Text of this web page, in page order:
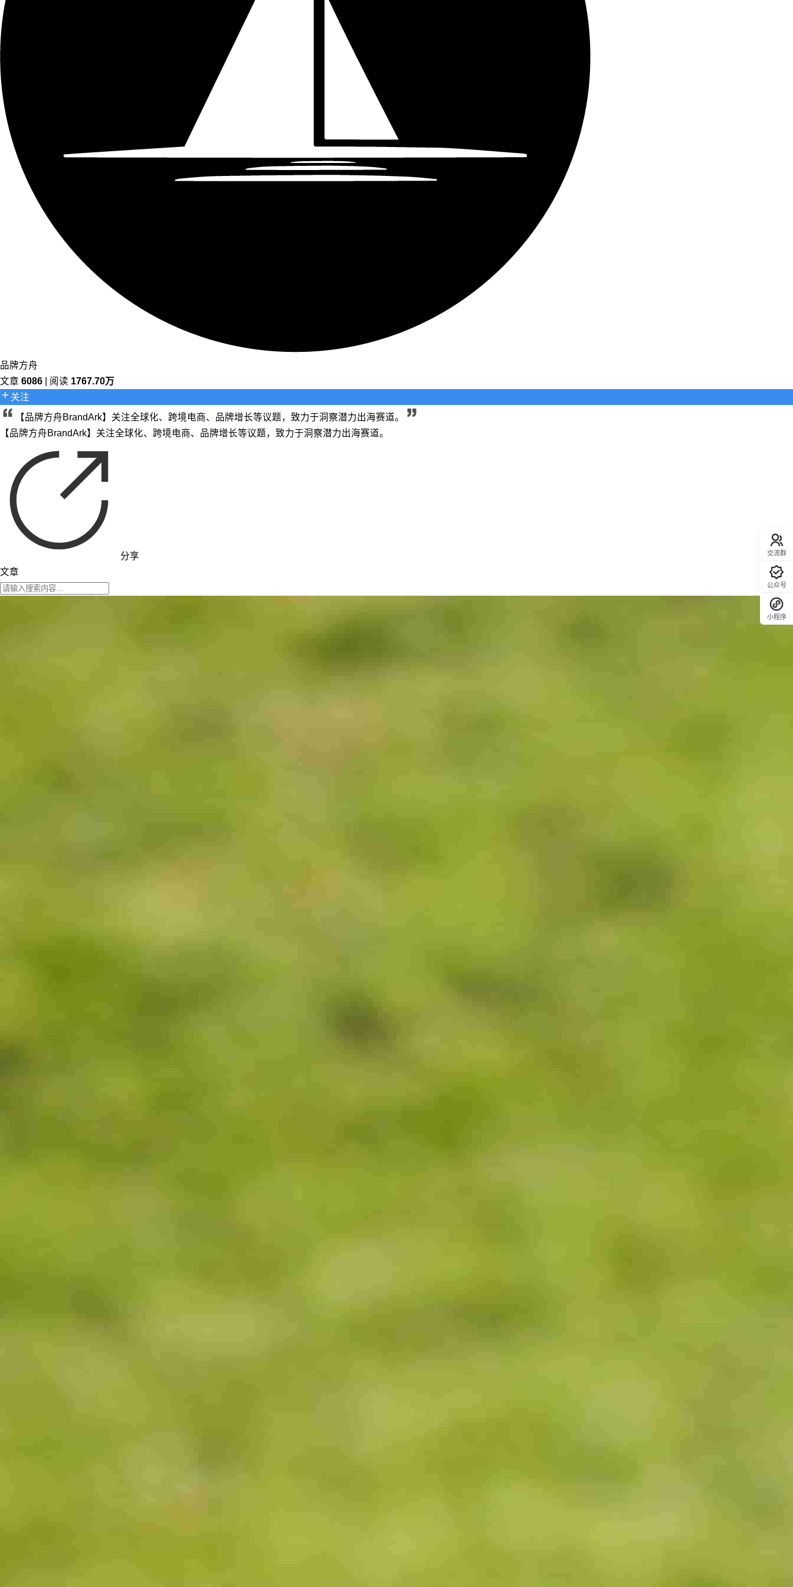
品牌方舟
文章 6086 | 阅读 1767.70万
关注
【品牌方舟BrandArk】关注全球化、跨境电商、品牌增长等议题，致力于洞察潜力出海赛道。
【品牌方舟BrandArk】关注全球化、跨境电商、品牌增长等议题，致力于洞察潜力出海赛道。
分享
文章
交流群
公众号
小程序
回顶部